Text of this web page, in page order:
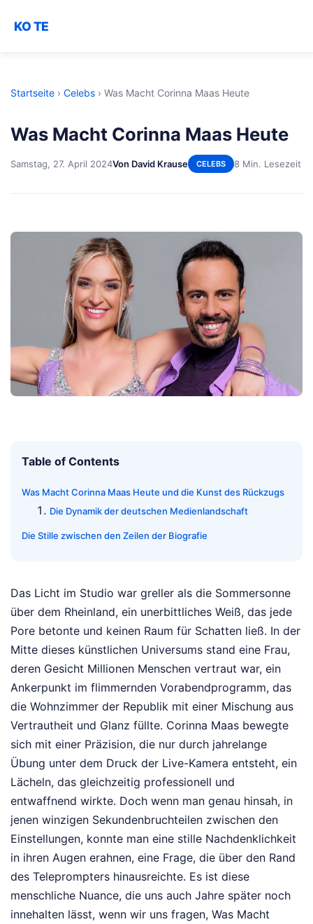
KO TE
Startseite › Celebs › Was Macht Corinna Maas Heute
Was Macht Corinna Maas Heute
Samstag, 27. April 2024Von David Krause CELEBS 8 Min. Lesezeit
Table of Contents
Was Macht Corinna Maas Heute und die Kunst des Rückzugs
Die Dynamik der deutschen Medienlandschaft
Die Stille zwischen den Zeilen der Biografie
Das Licht im Studio war greller als die Sommersonne
über dem Rheinland, ein unerbittliches Weiß, das jede
Pore betonte und keinen Raum für Schatten ließ. In der
Mitte dieses künstlichen Universums stand eine Frau,
deren Gesicht Millionen Menschen vertraut war, ein
Ankerpunkt im flimmernden Vorabendprogramm, das
die Wohnzimmer der Republik mit einer Mischung aus
Vertrautheit und Glanz füllte. Corinna Maas bewegte
sich mit einer Präzision, die nur durch jahrelange
Übung unter dem Druck der Live-Kamera entsteht, ein
Lächeln, das gleichzeitig professionell und
entwaffnend wirkte. Doch wenn man genau hinsah, in
jenen winzigen Sekundenbruchteilen zwischen den
Einstellungen, konnte man eine stille Nachdenklichkeit
in ihren Augen erahnen, eine Frage, die über den Rand
des Teleprompters hinausreichte. Es ist diese
menschliche Nuance, die uns auch Jahre später noch
innehalten lässt, wenn wir uns fragen, Was Macht